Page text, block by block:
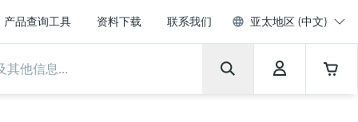
产品查询工具 资料下载 联系我们 亚太地区 (中文)